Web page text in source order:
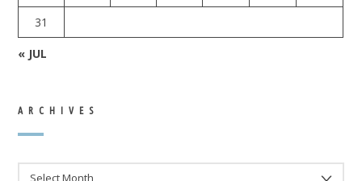
31
« JUL
ARCHIVES